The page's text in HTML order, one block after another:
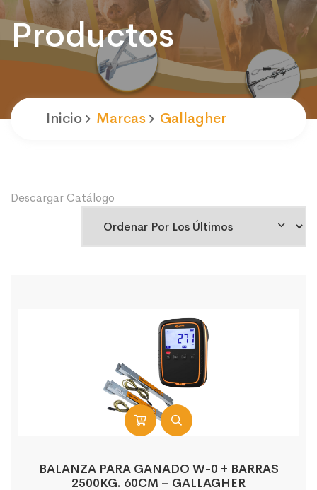
Productos
Inicio Marcas Gallagher
Descargar Catálogo
BALANZA PARA GANADO W-0 + BARRAS
2500KG. 60CM – GALLAGHER